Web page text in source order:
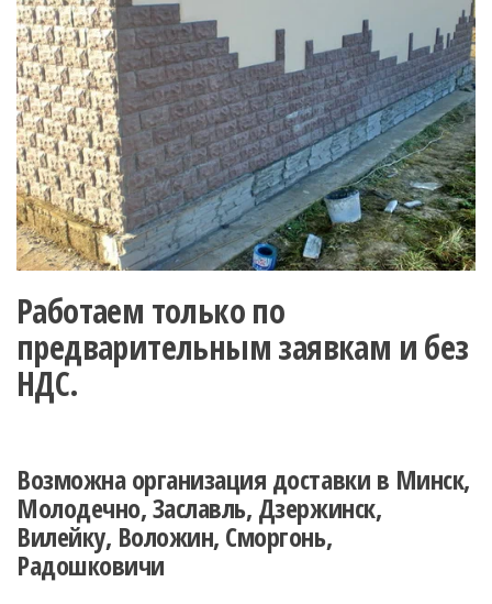
Работаем только по
предварительным заявкам и без
НДС.
Возможна организация доставки в Минск,
Молодечно, Заславль, Дзержинск,
Вилейку, Воложин, Сморгонь,
Радошковичи